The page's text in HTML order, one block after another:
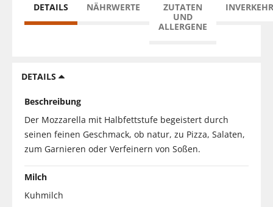
DETAILS NÄHRWERTE
ZUTATEN
UND
ALLERGENE
DETAILS
Beschreibung
Der Mozzarella mit Halbfettstufe begeistert durch
seinen feinen Geschmack, ob natur, zu Pizza, Salaten,
zum Garnieren oder Verfeinern von Soßen.
Milch
Kuhmilch